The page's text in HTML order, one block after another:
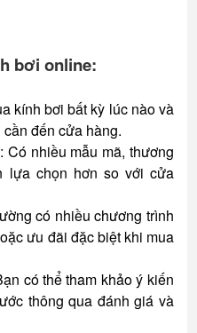
bơi online:
kính bơi bất kỳ lúc nào và
đến cửa hàng.
: Có nhiều mẫu mã, thương
lựa chọn hơn so với cửa
có nhiều chương trình
ưu đãi đặc biệt khi mua
có thể tham khảo ý kiến
thông qua đánh giá và